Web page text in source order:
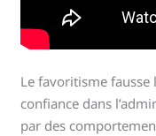
Le favoritisme
confiance dans
par des